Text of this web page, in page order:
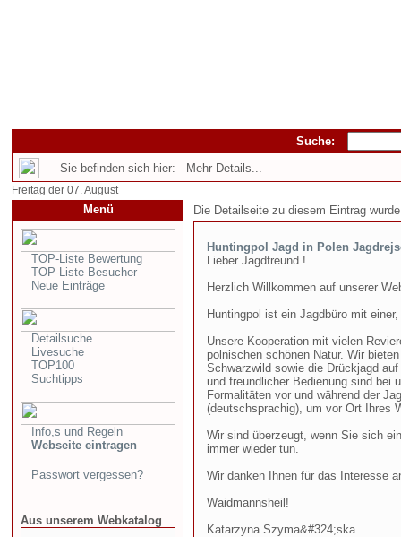
Suche:
Sie befinden sich hier: Mehr Details...
Freitag der 07. August
Menü
TOP-Liste Bewertung
TOP-Liste Besucher
Neue Einträge
Detailsuche
Livesuche
TOP100
Suchtipps
Info,s und Regeln
Webseite eintragen
Passwort vergessen?
Aus unserem Webkatalog
Die Detailseite zu diesem Eintrag
Huntingpol Jagd in Polen
Lieber Jagdfreund !
Herzlich Willkommen auf unserer
Huntingpol ist ein Jagdbüro mit
Unsere Kooperation mit vielen
polnischen schönen Natur. Wir
Schwarzwild sowie die Drückjagd
und freundlicher Bedienung sind bei
Formalitäten vor und während der
(deutschsprachig), um vor Ort Ihres
Wir sind überzeugt, wenn Sie sich
immer wieder tun.
Wir danken Ihnen für das Interesse
Waidmannsheil!
Katarzyna Szyma&#324;ska